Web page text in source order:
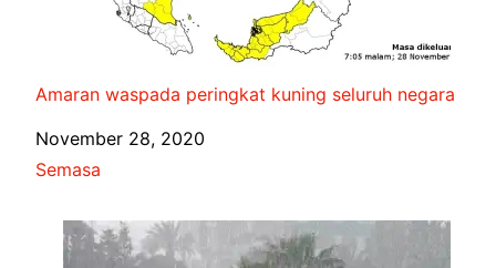
Amaran waspada peringkat kuning seluruh negara
Date
November 28, 2020
In relation to
Semasa